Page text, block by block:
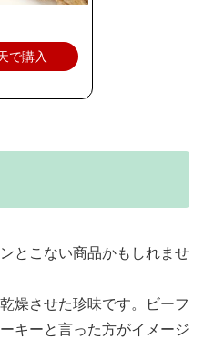
で購入
とこない商品かもしれませ
燥させた珍味です。ビーフ
キーと言った方がイメージ